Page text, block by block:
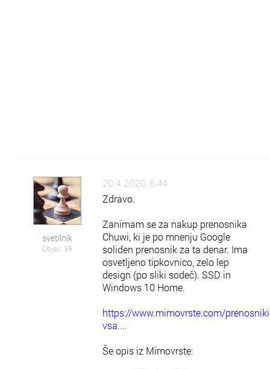
svetilnik
Objav: 39
20.4.2020, 6:44
Zdravo.
Zanimam se za nakup prenosnika
Chuwi, ki je po mnenju Google
soliden prenosnik za ta denar. Ima
osvetljeno tipkovnico, zelo lep
design (po sliki sodeč). SSD in
Windows 10 Home.
https://www.mimovrste.com/
vsa....
Še opis iz Mimovrste: